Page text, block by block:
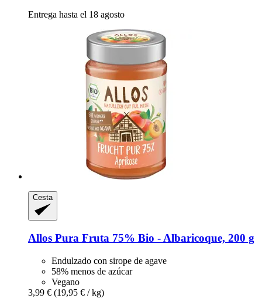
Entrega hasta el 18 agosto
Cesta
Allos Pura Fruta 75% Bio -​ Albaricoque, 200 g
Endulzado con sirope de agave
58% menos de azúcar
Vegano
3,99 € (19,95 € / kg)